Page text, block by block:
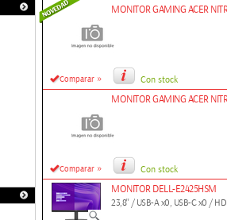
Comparar »
MONITOR GAMING ACER
Con stock
Comparar »
MONITOR GAMING ACER
Con stock
MONITOR DELL-E2425HSM
23,8'' / USB-A x0, USB-C x0 /